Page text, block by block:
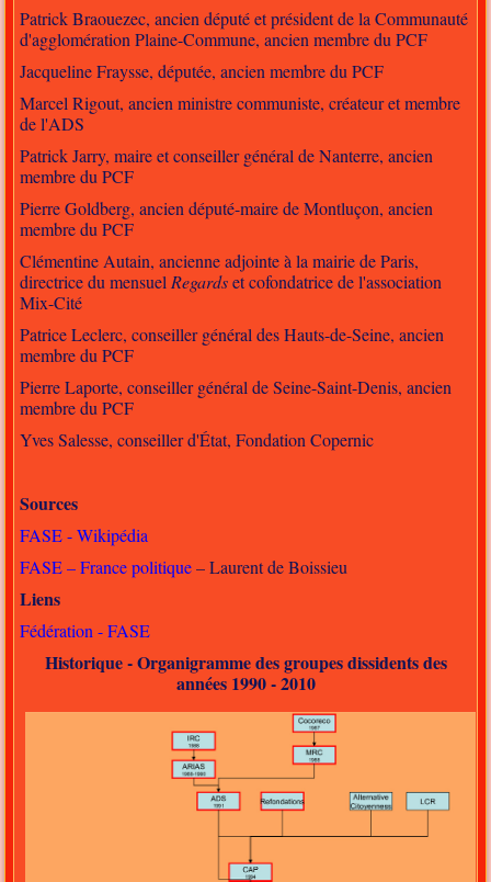
Patrick Braouezec, ancien député et président de la Communauté
d'agglomération Plaine-Commune, ancien membre du PCF
Jacqueline Fraysse, députée, ancien membre du PCF
Marcel Rigout, ancien ministre communiste, créateur et membre
de l'ADS
Patrick Jarry, maire et conseiller général de Nanterre, ancien
membre du PCF
Pierre Goldberg, ancien député-maire de Montluçon, ancien
membre du PCF
Clémentine Autain, ancienne adjointe à la mairie de Paris,
directrice du mensuelRegardset cofondatrice de l'association
Mix-Cité
Patrice Leclerc, conseiller général des Hauts-de-Seine, ancien
membre du PCF
Pierre Laporte, conseiller général de Seine-Saint-Denis, ancien
membre du PCF
Yves Salesse, conseiller d'État, Fondation Copernic
Sources
FASE - Wikipédia
FASE – France politique– Laurent de Boissieu
Liens
Fédération - FASE
Historique - Organigramme des groupes dissidents des
années 1990 - 2010